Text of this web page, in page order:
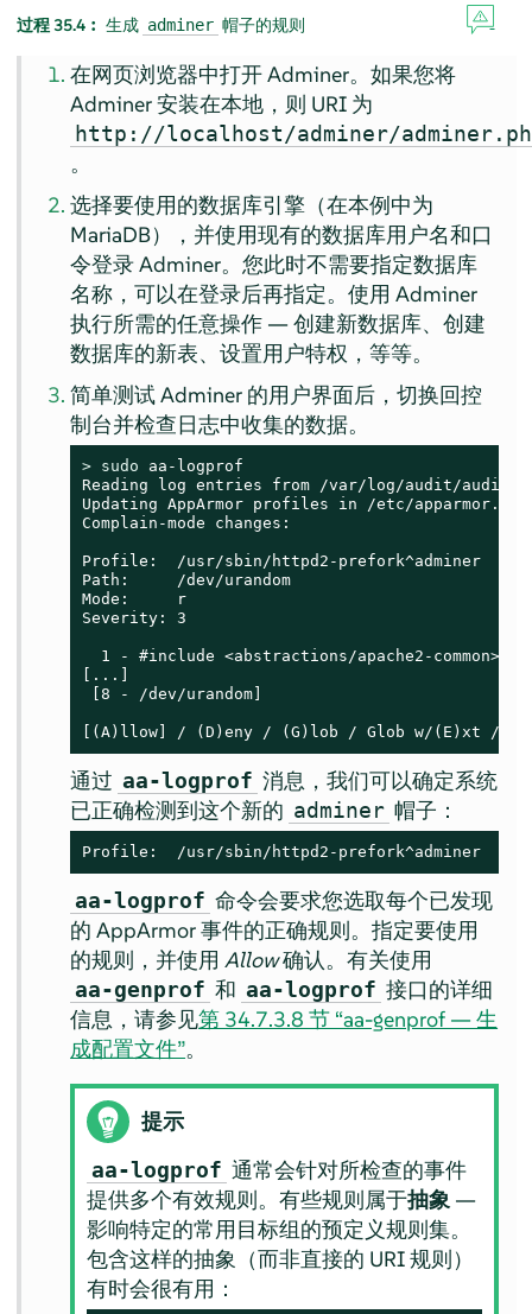
过程 35.4︰ 生成 adminer 帽子的规则
在网页浏览器中打开 Adminer。如果您将
Adminer 安装在本地，则 URI 为
http://localhost/adminer/
。
选择要使用的数据库引擎（在本例中为
MariaDB），并使用现有的数据库用户名和口
令登录 Adminer。您此时不需要指定数据库
名称，可以在登录后再指定。使用 Adminer
执行所需的任意操作 — 创建新数据库、创建
数据库的新表、设置用户特权，等等。
简单测试 Adminer 的用户界面后，切换回控
制台并检查日志中收集的数据。
> sudo aa-logprof
Reading log entries from /var/log/audit/
Updating AppArmor profiles in /etc/apparmor.d.
Complain-mode changes:
Profile:  /usr/sbin/httpd2-prefork^adminer
Path:     /dev/urandom
Mode:     r
Severity: 3
  1 - #include <abstractions/apache2-common>
[...]
[8 - /dev/urandom]
[(A)llow] / (D)eny / (G)lob / Glob w/(E)xt /
通过 aa-logprof 消息，我们可以确定系统
已正确检测到这个新的 adminer 帽子：
Profile:  /usr/sbin/httpd2-prefork^adminer
aa-logprof 命令会要求您选取每个已发现
的AppArmor事件的正确规则。指定要使用
的规则，并使用Allow确认。有关使用
aa-genprof 和 aa-logprof 接口的详细
信息，请参见第 34.7.3.8 节 “aa-genprof — 生
成配置文件”。
提示
aa-logprof 通常会针对所检查的事件
提供多个有效规则。有些规则属于抽象—
影响特定的常用目标组的预定义规则集。
包含这样的抽象（而非直接的 URI 规则）
有时会很有用：